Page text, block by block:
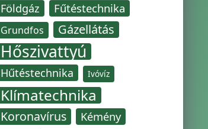
Földgáz Fűtéstechnika
Grundfos Gázellátás
Hőszivattyú
Hűtéstechnika Ivóvíz
Klímatechnika
Koronavírus Kémény